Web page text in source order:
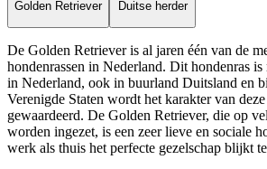
Golden Retriever Duitse herder
De Golden Retriever is al jaren één van de
hondenrassen in Nederland. Dit hondenras
in Nederland, ook in buurland Duitsland en
Verenigde Staten wordt het karakter van
gewaardeerd. De Golden Retriever, die op
worden ingezet, is een zeer lieve en sociale
werk als thuis het perfecte gezelschap blijkt